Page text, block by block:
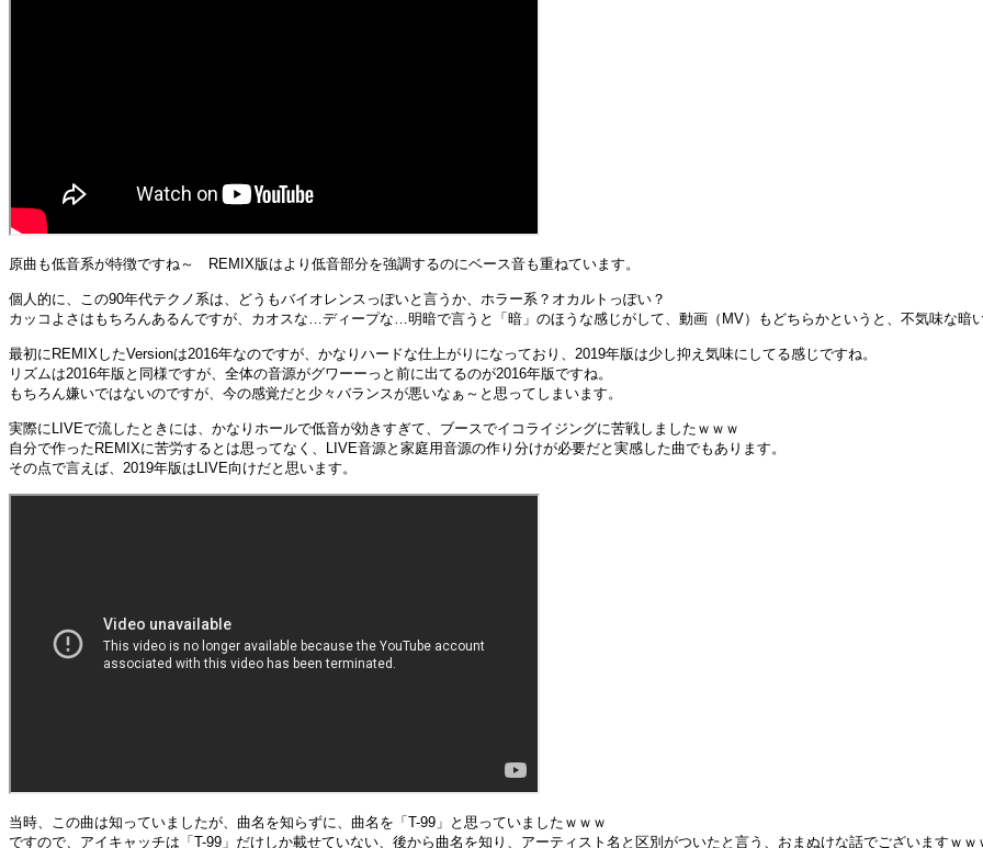
原曲も低音系が特徴ですね～ REMIX版はより低音部分を強調するのにベース音も重ねています。
個人的に、この90年代テクノ系は、どうもバイオレンスっぽいと言うか、ホラー系？オカルトっぽい？
カッコよさはもちろんあるんですが、カオスな…ディープな…明暗で言うと「暗」のほうな感じがして、動画（MV）もどちらかというと、不気味な暗
最初にREMIXしたVersionは2016年なのですが、かなりハードな仕上がりになっており、2019年版は少し抑え気味にしてる感じですね。
リズムは2016年版と同様ですが、全体の音源がグワーーっと前に出てるのが2016年版ですね。
もちろん嫌いではないのですが、今の感覚だと少々バランスが悪いなぁ～と思ってしまいます。
実際にLIVEで流したときには、かなりホールで低音が効きすぎて、ブースでイコライジングに苦戦しましたｗｗｗ
自分で作ったREMIXに苦労するとは思ってなく、LIVE音源と家庭用音源の作り分けが必要だと実感した曲でもあります。
その点で言えば、2019年版はLIVE向けだと思います。
当時、この曲は知っていましたが、曲名を知らずに、曲名を「T-99」と思っていましたｗｗｗ
ですので、アイキャッチは「T-99」だけしか載せていない、後から曲名を知り、アーティスト名と区別がついたと言う、おまぬけな話でございますｗｗ